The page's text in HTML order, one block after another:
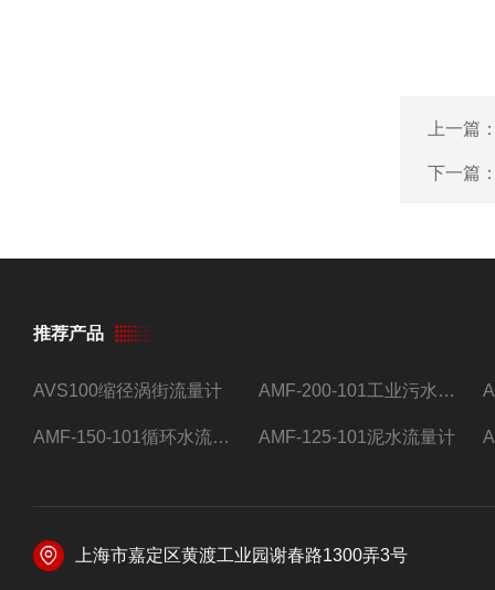
上一篇
下一篇
推荐产品
AVS100缩径涡街流量计 AMF-200-101工业污水流量计
AMF-150-101循环水流量计,电磁流量计 AMF-125-101泥水流量计
上海市嘉定区黄渡工业园谢春路1300弄3号